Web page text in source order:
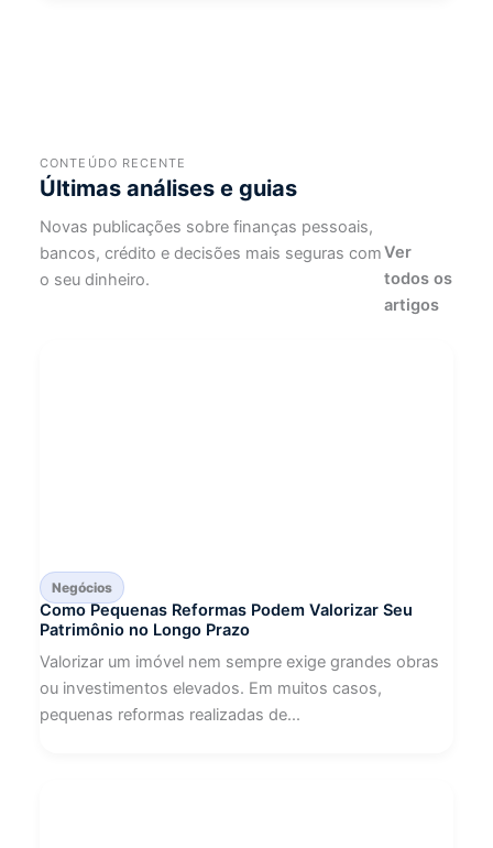
CONTEÚDO RECENTE
Últimas análises e guias
Novas publicações sobre finanças pessoais,
bancos, crédito e decisões mais seguras com
o seu dinheiro.
Ver
todos os
artigos
Negócios
Como Pequenas Reformas Podem Valorizar Seu
Patrimônio no Longo Prazo
Valorizar um imóvel nem sempre exige grandes obras
ou investimentos elevados. Em muitos casos,
pequenas reformas realizadas de...